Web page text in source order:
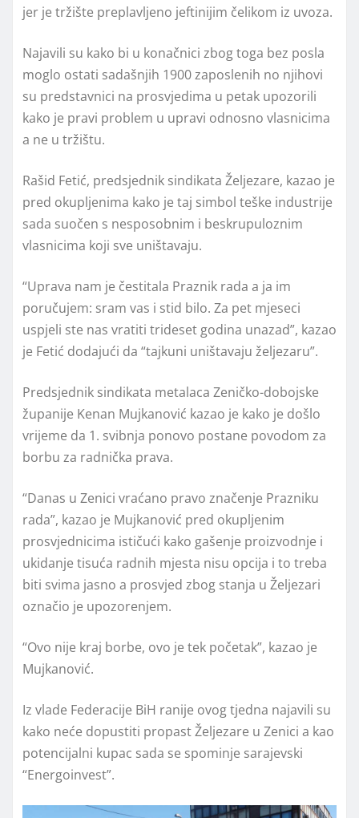
jer je tržište preplavljeno jeftinijim čelikom iz uvoza.
Najavili su kako bi u konačnici zbog toga bez posla
moglo ostati sadašnjih 1900 zaposlenih no njihovi
su predstavnici na prosvjedima u petak upozorili
kako je pravi problem u upravi odnosno vlasnicima
a ne u tržištu.
Rašid Fetić, predsjednik sindikata Željezare, kazao je
pred okupljenima kako je taj simbol teške industrije
sada suočen s nesposobnim i beskrupuloznim
vlasnicima koji sve uništavaju.
“Uprava nam je čestitala Praznik rada a ja im
poručujem: sram vas i stid bilo. Za pet mjeseci
uspjeli ste nas vratiti trideset godina unazad”, kazao
je Fetić dodajući da “tajkuni uništavaju željezaru”.
Predsjednik sindikata metalaca Zeničko-dobojske
županije Kenan Mujkanović kazao je kako je došlo
vrijeme da 1. svibnja ponovo postane povodom za
borbu za radnička prava.
“Danas u Zenici vraćano pravo značenje Prazniku
rada”, kazao je Mujkanović pred okupljenim
prosvjednicima ističući kako gašenje proizvodnje i
ukidanje tisuća radnih mjesta nisu opcija i to treba
biti svima jasno a prosvjed zbog stanja u Željezari
označio je upozorenjem.
“Ovo nije kraj borbe, ovo je tek početak”, kazao je
Mujkanović.
Iz vlade Federacije BiH ranije ovog tjedna najavili su
kako neće dopustiti propast Željezare u Zenici a kao
potencijalni kupac sada se spominje sarajevski
“Energoinvest”.